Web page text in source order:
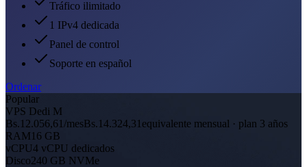
Tráfico ilimitado
1 IPv4 dedicada
Panel de control
Soporte en español
Ordenar
Popular
VPS Dedi M
Bs.12.056,61/mesBs.14.324,31 equivalente mensual · plan 3 años
RAM16 GB
vCPU4 vCPU dedicados
Disco240 GB NVMe